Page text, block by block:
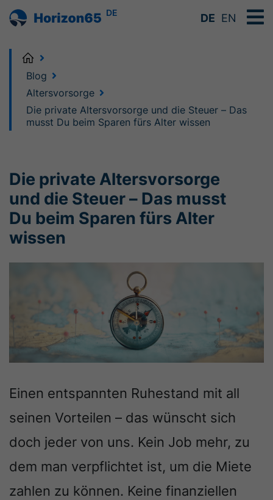
DE DE EN
Home
Blog
Altersvorsorge
Die private Altersvorsorge und die Steuer – Das
musst Du beim Sparen fürs Alter wissen
Die private Altersvorsorge
und die Steuer – Das musst
Du beim Sparen fürs Alter
wissen
Einen entspannten Ruhestand mit all
seinen Vorteilen – das wünscht sich
doch jeder von uns. Kein Job mehr, zu
dem man verpflichtet ist, um die Miete
zahlen zu können. Keine finanziellen